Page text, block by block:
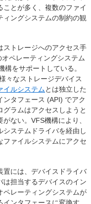
ことが多く、複数のファイ
ィングシステムの制約の観
ストレージへのアクセス手
オペレーティングシステム
構をサポートしている。
々なストレージデバイス
イルシステムとは独立した
タフェース (API) でアク
ラムはアクセスしようと
ない。VFS機構により、
ステムドライバを経由し
ファイルシステムにアクセ
置には、デバイスドライバ
は担当するデバイスのイン
ペレーティングシステムが